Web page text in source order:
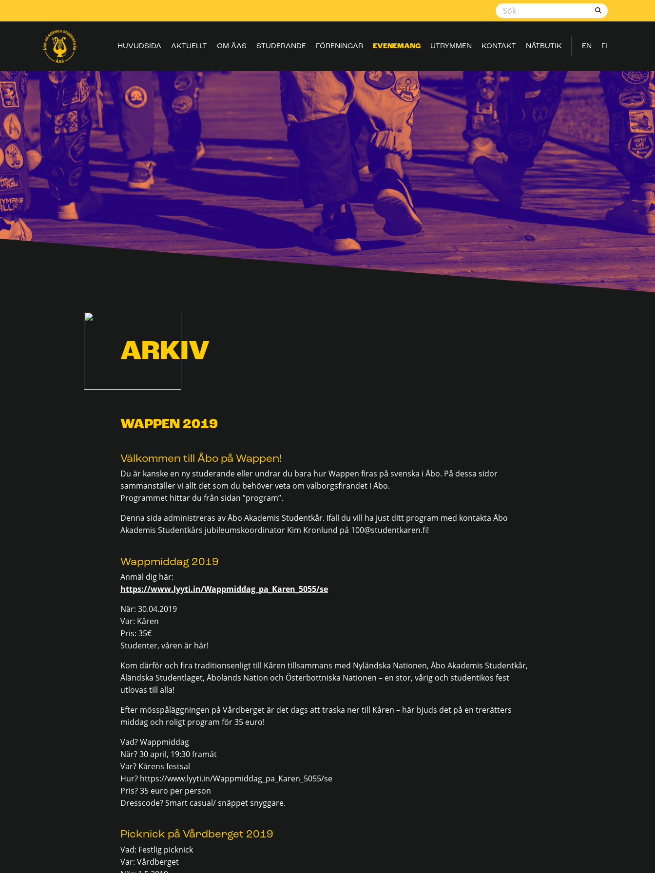
HUVUDSIDA AKTUELLT OM ÅAS STUDERANDE FÖRENINGAR EVENEMANG UTRYMMEN KONTAKT NÄTBUTIK EN FI
ARKIV
WAPPEN 2019
Välkommen till Åbo på Wappen!
Du är kanske en ny studerande eller undrar du bara hur Wappen firas på svenska i Åbo. På dessa sidor
sammanställer vi allt det som du behöver veta om valborgsfirandet i Åbo.
Programmet hittar du från sidan ”program”.
Denna sida administreras av Åbo Akademis Studentkår. Ifall du vill ha just ditt program med kontakta Åbo
Akademis Studentkårs jubileumskoordinator Kim Kronlund på 100@studentkaren.fi!
Wappmiddag 2019
Anmäl dig här:
https://www.lyyti.in/Wappmiddag_pa_Karen_5055/se
När: 30.04.2019
Var: Kåren
Pris: 35€
Studenter, våren är här!
Kom därför och fira traditionsenligt till Kåren tillsammans med Nyländska Nationen, Åbo Akademis Studentkår,
Åländska Studentlaget, Åbolands Nation och Österbottniska Nationen – en stor, vårig och studentikos fest
utlovas till alla!
Efter mösspåläggningen på Vårdberget är det dags att traska ner till Kåren – här bjuds det på en trerätters
middag och roligt program för 35 euro!
Vad? Wappmiddag
När? 30 april, 19:30 framåt
Var? Kårens festsal
Hur? https://www.lyyti.in/Wappmiddag_pa_Karen_5055/se
Pris? 35 euro per person
Dresscode? Smart casual/ snäppet snyggare.
Picknick på Vårdberget 2019
Vad: Festlig picknick
Var: Vårdberget